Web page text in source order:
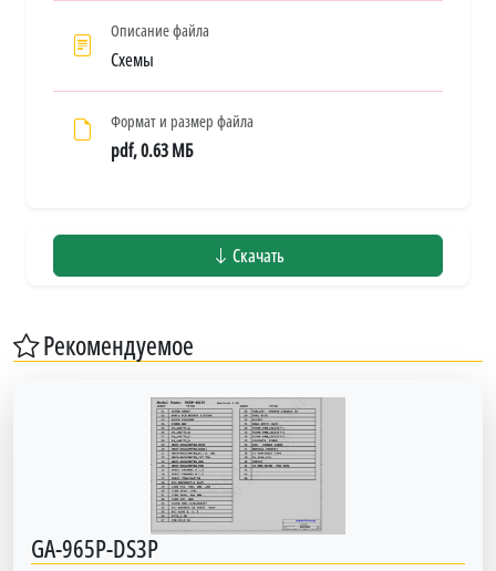
Описание файла
Схемы
Формат и размер файла
pdf, 0.63 МБ
Скачать
Рекомендуемое
GA-965P-DS3P